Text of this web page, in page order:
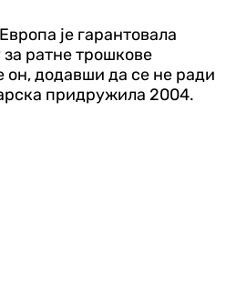
је гарантовала
ратне трошкове
он, додавши да се не ради
придружила 2004.